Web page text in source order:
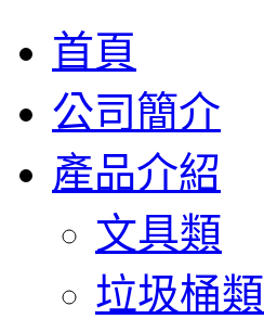
首頁
公司簡介
產品介紹
文具類
垃圾桶類